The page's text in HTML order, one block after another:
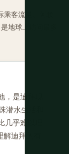
客流量。阿联
地球上访问最多
是迪拜现
水生活和
乎难以理
迪拜的有